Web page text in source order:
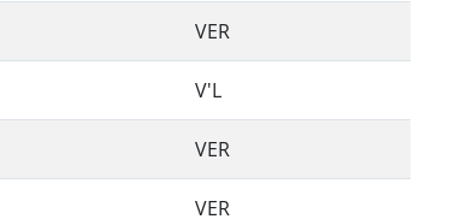
VER
V'L
VER
VER